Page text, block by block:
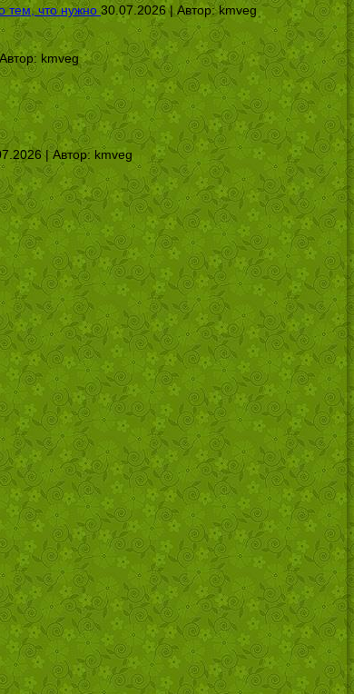
тем, что нужно 30.07.2026 | Автор:kmveg
kmveg
| Автор: kmveg